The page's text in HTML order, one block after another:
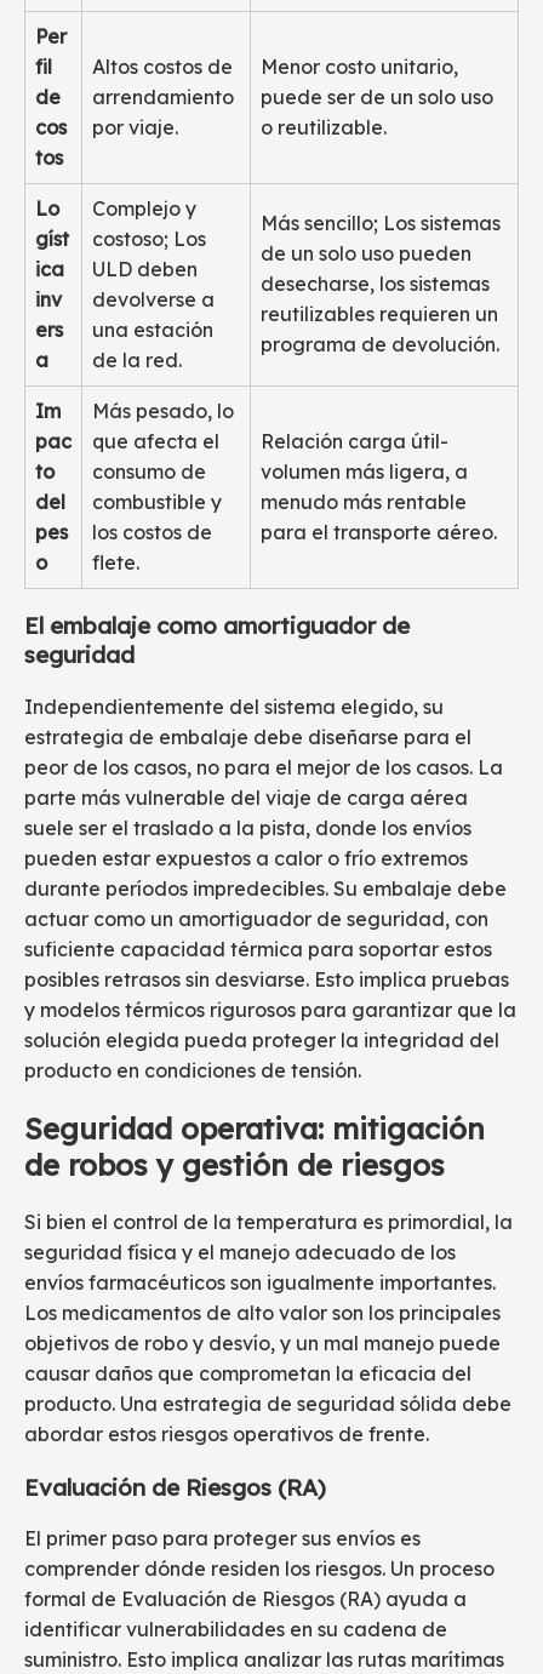
Per
fil
de
cos
tos
Altos costos de
arrendamiento
por viaje.
Menor costo unitario,
puede ser de un solo uso
o reutilizable.
Lo
gíst
ica
inv
ers
a
Complejo y
costoso; Los
ULD deben
devolverse a
una estación
de la red.
Más sencillo; Los sistemas
de un solo uso pueden
desecharse, los sistemas
reutilizables requieren un
programa de devolución.
Im
pac
to
del
pes
o
Más pesado, lo
que afecta el
consumo de
combustible y
los costos de
flete.
Relación carga útil-
volumen más ligera, a
menudo más rentable
para el transporte aéreo.
El embalaje como amortiguador de
seguridad
Independientemente del sistema elegido, su
estrategia de embalaje debe diseñarse para el
peor de los casos, no para el mejor de los casos. La
parte más vulnerable del viaje de carga aérea
suele ser el traslado a la pista, donde los envíos
pueden estar expuestos a calor o frío extremos
durante períodos impredecibles. Su embalaje debe
actuar como un amortiguador de seguridad, con
suficiente capacidad térmica para soportar estos
posibles retrasos sin desviarse. Esto implica pruebas
y modelos térmicos rigurosos para garantizar que la
solución elegida pueda proteger la integridad del
producto en condiciones de tensión.
Seguridad operativa: mitigación
de robos y gestión de riesgos
Si bien el control de la temperatura es primordial, la
seguridad física y el manejo adecuado de los
envíos farmacéuticos son igualmente importantes.
Los medicamentos de alto valor son los principales
objetivos de robo y desvío, y un mal manejo puede
causar daños que comprometan la eficacia del
producto. Una estrategia de seguridad sólida debe
abordar estos riesgos operativos de frente.
Evaluación de Riesgos (RA)
El primer paso para proteger sus envíos es
comprender dónde residen los riesgos. Un proceso
formal de Evaluación de Riesgos (RA) ayuda a
identificar vulnerabilidades en su cadena de
suministro. Esto implica analizar las rutas marítimas